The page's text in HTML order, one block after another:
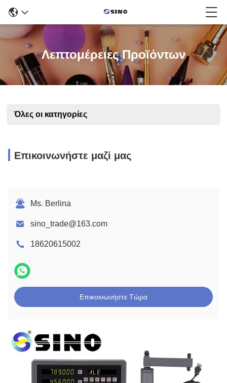
Λεπτομέρειες Προϊόντων
Όλες οι κατηγορίες
Επικοινωνήστε μαζί μας
Ms. Berlina
sino_trade@163.com
18620615002
Επικοινωνήστε Τώρα